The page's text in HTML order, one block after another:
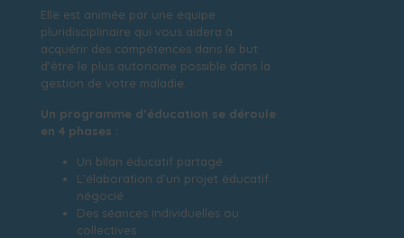
Elle est animée par une équipe
pluridisciplinaire qui vous aidera à
acquérir des compétences dans le but
d’être le plus autonome possible dans la
gestion de votre maladie.
Un programme d’éducation se déroule
en 4 phases :
Un bilan éducatif partagé
L’élaboration d’un projet éducatif
négocié
Des séances individuelles ou
collectives